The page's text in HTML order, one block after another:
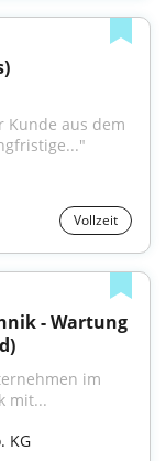
Kunde aus dem
Vollzeit
- Wartung
im
mit...
KG